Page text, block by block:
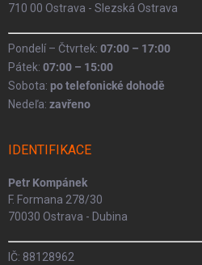
710 00 Ostrava - Slezská Ostrava
Pondelí – Čtvrtek: 07:00 – 17:00
Pátek: 07:00 – 15:00
Sobota: po telefonické dohodě
Nedeľa: zavřeno
IDENTIFIKACE
Petr Kompánek
F. Formana 278/30
70030 Ostrava - Dubina
IČ: 88128962